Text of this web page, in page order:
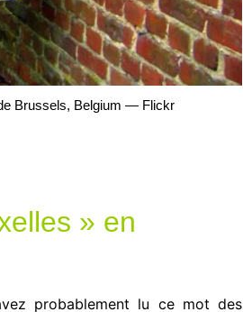
Brussels, Belgium — Flickr
» en
probablement lu ce mot des